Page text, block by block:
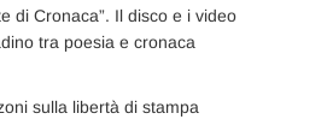
di Cronaca”. Il disco e i video
tra poesia e cronaca
sulla libertà di stampa